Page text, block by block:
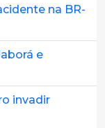
na BR-
e
invadir